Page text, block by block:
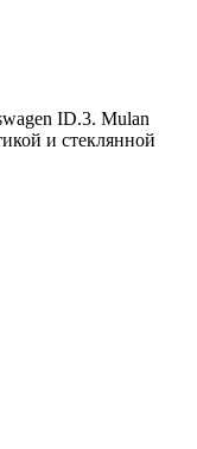
ID.3. Mulan
и стеклянной